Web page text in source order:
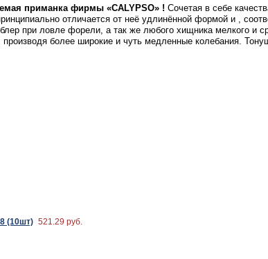
приманка фирмы «CALYPSO» ! Сочетая в себе
отличается от неё удлинённой формой и ,
при ловле форели, а так же любого хищника мелкого и
более широкие и чуть медленные колебания.
(10шт) 521.29 руб.